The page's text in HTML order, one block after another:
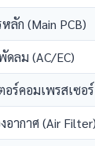
ลัก (Main PCB)
ดลม (AC/EC)
อร์คอมเพรสเซอร์
อากาศ (Air Filter)